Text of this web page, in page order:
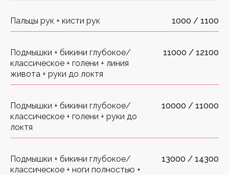
Пальцы рук + кисти рук 1000 / 1100
Подмышки + бикини глубокое/
классическое + голени + линия
живота + руки до локтя
11000 / 12100
Подмышки + бикини глубокое/
классическое + голени + руки до
локтя
10000 / 11000
Подмышки + бикини глубокое/
классическое + ноги полностью +
13000 / 14300